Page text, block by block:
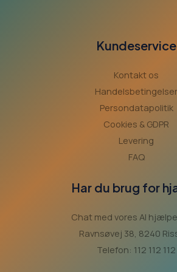
Kundeservice
Kontakt os
Handelsbetingelser
Persondatapolitik
Cookies & GDPR
Levering
FAQ
Har du brug for
Chat med vores AI
Ravnsøvej 38, 8240
Telefon: 112 112 112